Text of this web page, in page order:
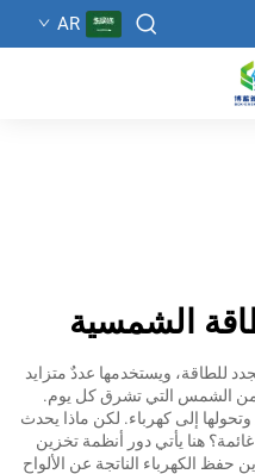
AR
الشمسية
للطاقة، ويستخدمها عددٌ متزايد
من الشمس التي تشرق كل يوم.
إلى كهرباء. لكن ماذا يحدث
هنا يأتي دور أنظمة تخزين
حفظ الكهرباء الناتجة عن الألواح